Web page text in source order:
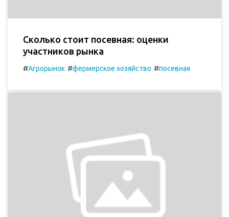
Сколько стоит посевная: оценки
участников рынка
#Агрорынок #фермерское хозяйство #посевная